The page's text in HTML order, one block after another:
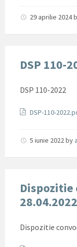
29 aprilie 2024
DSP 110-
DSP 110-2022
Documente
DSP-110-
5 iunie 2022by
Dispozitie
28.04.2022
Dispozitie